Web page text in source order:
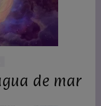
de mar